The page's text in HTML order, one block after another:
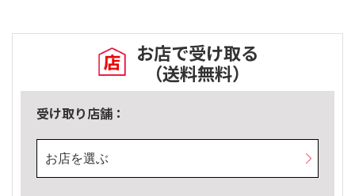
お店で受け取る
（送料無料）
受け取り店舗：
お店を選ぶ